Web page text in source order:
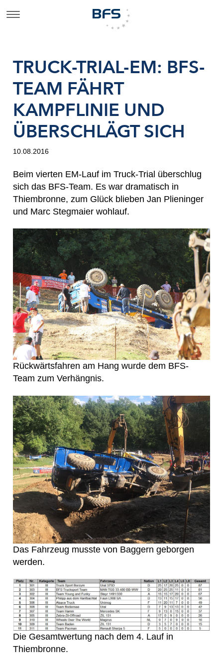
TRUCK-TRIAL-EM: BFS-
TEAM FÄHRT
KAMPFLINIE UND
ÜBERSCHLÄGT SICH
10.08.2016
Beim vierten EM-Lauf im Truck-Trial überschlug
sich das BFS-Team. Es war dramatisch in
Thiembronne, zum Glück blieben Jan Plieninger
und Marc Stegmaier wohlauf.
Rückwärtsfahren am Hang wurde dem BFS-
Team zum Verhängnis.
Das Fahrzeug musste von Baggern geborgen
werden.
Die Gesamtwertung nach dem 4. Lauf in
Thiembronne.